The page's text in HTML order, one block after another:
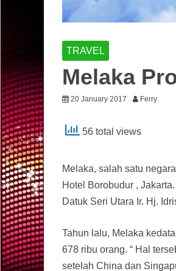
TRAVEL
Melaka
20 January 2017 Ferry
56 total views
Melaka, salah satu
Hotel Borobudur ,
Datuk Seri Utara Ir. Hj.
Tahun lalu, Melaka
678 ribu orang. “ Hal
setelah China dan